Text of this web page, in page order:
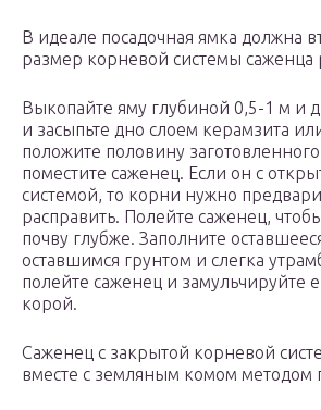
В идеале посадочная ямка должна
размер корневой системы саженца
Выкопайте яму глубиной 0,5-1 м и
и засыпьте дно слоем керамзита
положите половину
поместите саженец. Если он с
системой, то корни нужно
расправить. Полейте саженец,
почву глубже. Заполните
оставшимся грунтом и слегка
полейте саженец и замульчируйте
корой.
Саженец с закрытой корневой
вместе с земляным комом методом